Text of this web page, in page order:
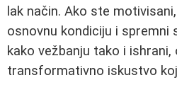
lak način. Ako ste
osnovnu kondiciju i spremni
kako vežbanju tako i
transformativno iskustvo